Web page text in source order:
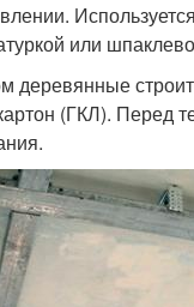
или
деревянные
(ГКЛ). Перед